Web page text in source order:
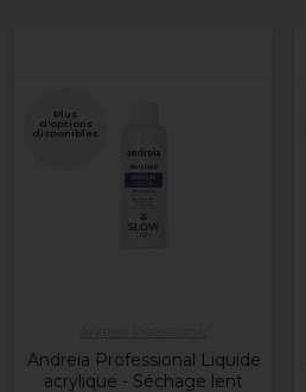
Plus
d'options
disponibles
Andreia Professional Liquide
acrylique - Séchage lent